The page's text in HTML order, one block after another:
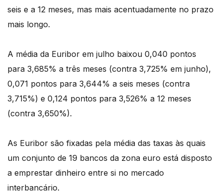
seis e a 12 meses, mas mais acentuadamente no prazo
mais longo.
A média da Euribor em julho baixou 0,040 pontos
para 3,685% a três meses (contra 3,725% em junho),
0,071 pontos para 3,644% a seis meses (contra
3,715%) e 0,124 pontos para 3,526% a 12 meses
(contra 3,650%).
As Euribor são fixadas pela média das taxas às quais
um conjunto de 19 bancos da zona euro está disposto
a emprestar dinheiro entre si no mercado
interbancário.